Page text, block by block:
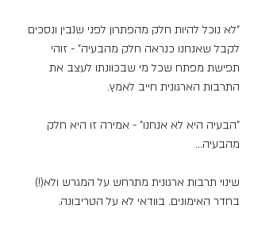
"לא נוכל להיות חלק מהפתרון לפני שנבין ונסכים
לקבל שאנחנו כנראה חלק מהבעיה" - זוהי
תפישת מפתח שכל מי שבכוונתו לעצב את
התרבות הארגונית חייב לאמץ.
"הבעיה היא לא אנחנו" - אמירה זו היא חלק
מהבעיה...
שינוי תרבות ארגונית מתרחש על המגרש ולא(!)
בחדר האימונים. בוודאי לא על הטריבונה.